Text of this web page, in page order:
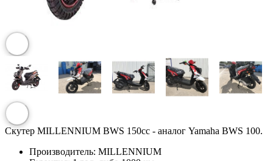
Скутер MILLENNIUM BWS 150сс - аналог Yamaha BWS 100.
Производитель: MILLENNIUM